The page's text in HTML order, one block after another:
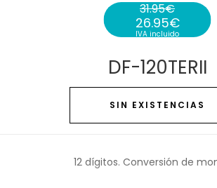
DF-120TERII
31.95€
El precio
26.95€
El precio actual
IVA incluido
SIN EXISTENCIAS
12 dígitos. Conversión de